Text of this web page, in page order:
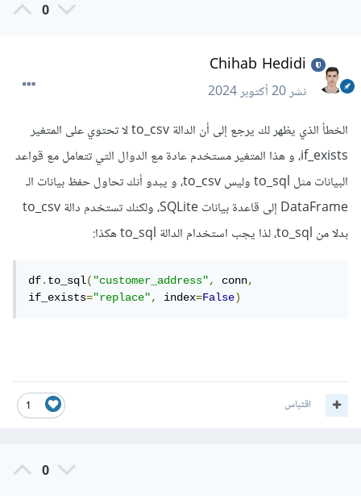
0
Chihab Hedidi
نشر20 أكتوبر 2024
الخطأ الذي يظهر لك يرجع إلى أن الدالة to_csv لا تحتوي على المتغير
if_exists، و هذا المتغير مستخدم عادة مع الدوال التي تتعامل مع قواعد
البيانات مثل to_sql وليس to_csv، و يبدو أنك تحاول حفظ بيانات الـ
DataFrame إلى قاعدة بيانات SQLite، ولكنك تستخدم دالة to_csv
بدلا من to_sql، لذا يجب استخدام الدالة to_sql هكذا:
df.to_sql("customer_address", conn,
if_exists="replace", index=False)
1 اقتباس
0